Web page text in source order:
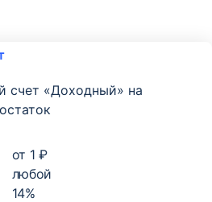
счет «Доходный» на
от 1 ₽
любой
14%